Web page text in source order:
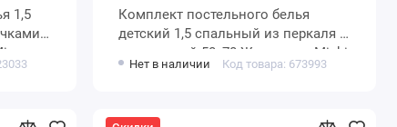
Комплект постельного белья
детский 1,5 спальный из перкаля с
наволочкой 50х70 Животные Minki
Нет в наличии Код товара: 673993